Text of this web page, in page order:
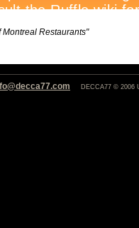
Montreal Restaurants"
DECCA77 © 2006